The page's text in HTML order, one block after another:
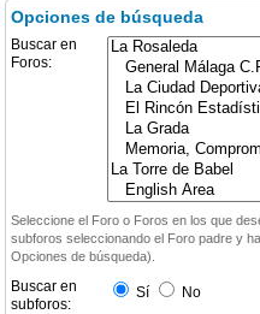
Opciones de búsqueda
Buscar en
Foros:
Seleccione el Foro o Foros en los que
subforos seleccionando el Foro padre y
Opciones de búsqueda).
Buscar en
subforos:
Sí No